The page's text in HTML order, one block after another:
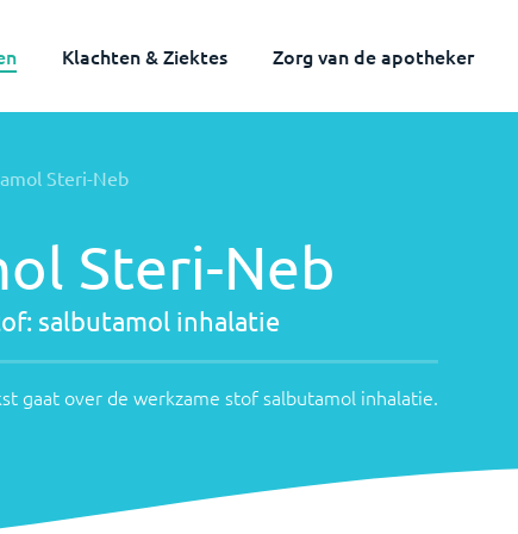
Klachten & Ziektes Zorg van de apotheker
over
Steri-Neb
Steri-Neb
salbutamol inhalatie
gaat over de werkzame stofsalbutamol inhalatie.